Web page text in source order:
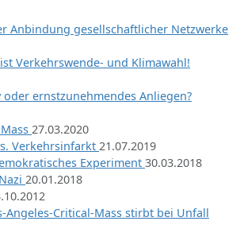
Anbindung gesellschaftlicher Netzwerke
Verkehrswende- und Klimawahl!
oder ernstzunehmendes Anliegen?
27.03.2020
Verkehrsinfarkt 21.07.2019
Experiment 30.03.2018
20.01.2018
Angeles-Critical-Mass stirbt bei Unfall